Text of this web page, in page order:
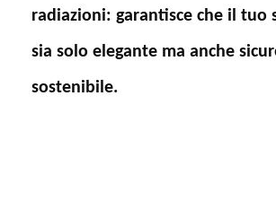
radiazioni: garantisce che il tuo
sia solo elegante ma anche
sostenibile.